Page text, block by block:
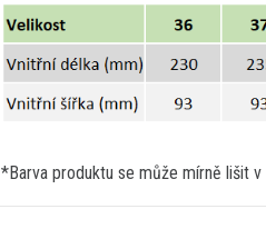
*Barva produktu se může mírně lišit